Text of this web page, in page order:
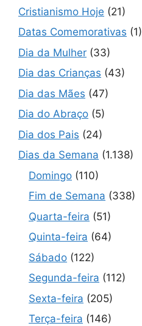
Cristianismo Hoje (21)
Datas Comemorativas (1)
Dia da Mulher (33)
Dia das Crianças (43)
Dia das Mães (47)
Dia do Abraço (5)
Dia dos Pais (24)
Dias da Semana (1.138)
Domingo (110)
Fim de Semana (338)
Quarta-feira (51)
Quinta-feira (64)
Sábado (122)
Segunda-feira (112)
Sexta-feira (205)
Terça-feira (146)